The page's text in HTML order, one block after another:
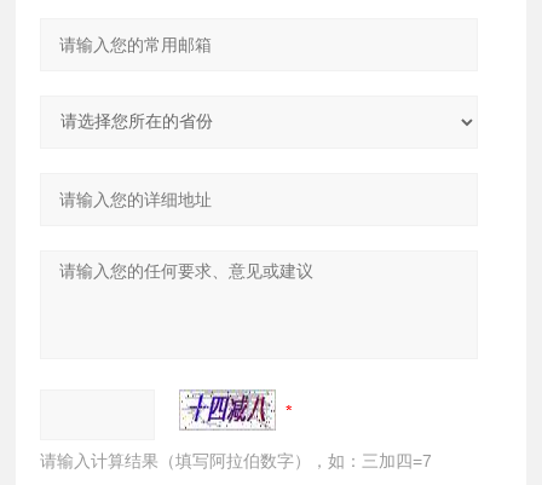
请输入计算结果（填写阿拉伯数字），如：三加四=7